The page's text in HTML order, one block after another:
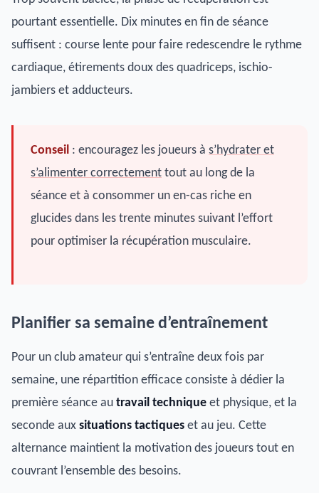
pourtant essentielle. Dix minutes en fin de séance
suffisent : course lente pour faire redescendre le rythme
cardiaque, étirements doux des quadriceps, ischio-
jambiers et adducteurs.
Conseil : encouragez les joueurs à s’hydrater et
s’alimenter correctement tout au long de la
séance et à consommer un en-cas riche en
glucides dans les trente minutes suivant l’effort
pour optimiser la récupération musculaire.
Planifier sa semaine d’entraînement
Pour un club amateur qui s’entraîne deux fois par
semaine, une répartition efficace consiste à dédier la
première séance au travail technique et physique, et la
seconde aux situations tactiques et au jeu. Cette
alternance maintient la motivation des joueurs tout en
couvrant l’ensemble des besoins.